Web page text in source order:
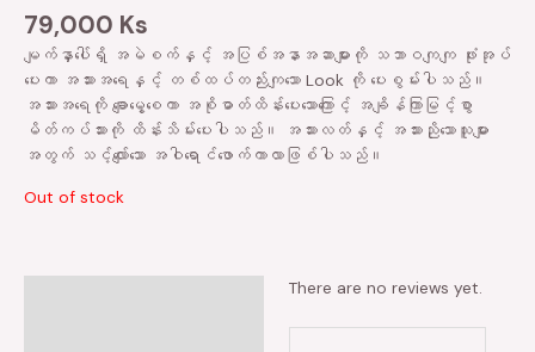
79,000 Ks
မျက်နှာပေါ်ရှိ အမဲစက်နှင့် အပြစ်အနာအဆာများကို သဘာဝကျကျ ဖုံးအုပ်
ပေးကာ အသားအရေနှင့် တစ်ထပ်တည်းကျသော Look ကို ပေးစွမ်းပါသည်။
အသားအရေကို ချောမွေ့စေကာ အစိုဓာတ်ထိန်းပေးသောကြောင့် အချိန်ကြာမြင့်စွာ
မိတ်ကပ်သားကို ထိန်းသိမ်းပေးပါသည်။ အသားလတ်နှင့် အသားညိုသောသူများ
အတွက် သင့်လျော်သော အဝါရောင်ဖောက်ကာလာဖြစ်ပါသည်။
Out of stock
There are no reviews yet.